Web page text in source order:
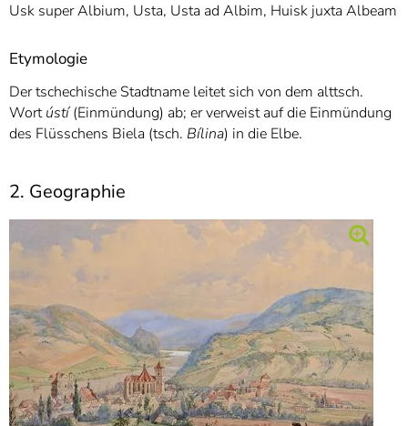
Usk super Albium, Usta, Usta ad Albim, Huisk juxta Albeam
Etymologie
Der tschechische Stadtname leitet sich von dem alttsch.
Wortústí(Einmündung) ab; er verweist auf die Einmündung
des Flüsschens Biela (tsch. Bílina) in die Elbe.
2. Geographie